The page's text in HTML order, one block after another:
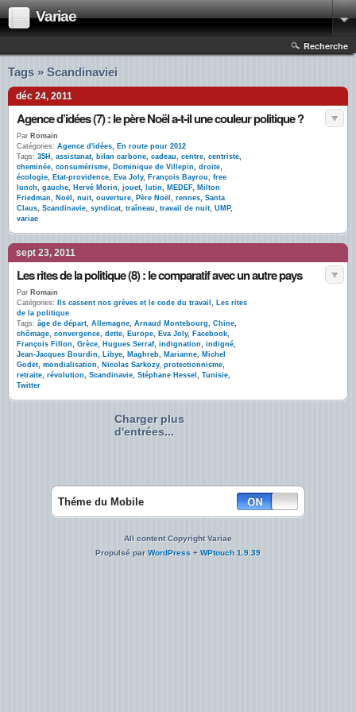
Variae
Recherche
Tags » Scandinaviei
déc 24, 2011
Agence d’idées (7) : le père Noël a-t-il une couleur politique ?
Par Romain
Catégories: Agence d'idées, En route pour 2012
Tags: 35H , assistanat, bilan carbone, cadeau, centre, centriste,
cheminée, consumérisme, Dominique de Villepin, droite,
écologie, Etat-providence, Eva Joly, François Bayrou, free
lunch, gauche, Hervé Morin, jouet, lutin, MEDEF, Milton
Friedman, Noël , nuit, ouverture, Père Noël , rennes, Santa
Claus, Scandinavie, syndicat, traîneau, travail de nuit, UMP,
variae
sept 23, 2011
Les rites de la politique (8) : le comparatif avec un autre pays
Par Romain
Catégories:
Ils cassent nos grèves et le code du travail , Les rites
de la politique
Tags: âge de départ, Allemagne, Arnaud Montebourg, Chine,
chômage, convergence, dette, Europe, Eva Joly, Facebook,
François Fillon, Grèce, Hugues Serraf, indignation, indigné,
Jean-Jacques Bourdin, Libye, Maghreb, Marianne, Michel
Godet, mondialisation, Nicolas Sarkozy, protectionnisme,
retraite, révolution, Scandinavie, Stéphane Hessel , Tunisie,
Twitter
Charger plus
d'entrées...
Théme du Mobile
All content Copyright Variae
Propulsé parWordPress + WPtouch 1.9.39